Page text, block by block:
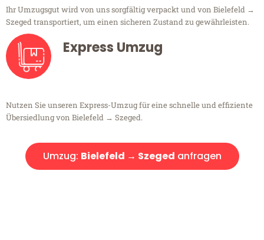
Ihr Umzugsgut wird von uns sorgfältig verpackt und von Bielefeld →
Szeged transportiert, um einen sicheren Zustand zu gewährleisten.
Express Umzug
Nutzen Sie unseren Express-Umzug für eine schnelle und effiziente
Übersiedlung von Bielefeld → Szeged.
Umzug: Bielefeld → Szeged anfragen